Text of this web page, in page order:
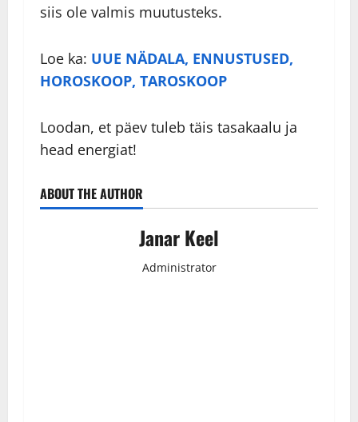
siis ole valmis muutusteks.
Loe ka: UUE NÄDALA, ENNUSTUSED,
HOROSKOOP, TAROSKOOP
Loodan, et päev tuleb täis tasakaalu ja
head energiat!
ABOUT THE AUTHOR
Janar Keel
Administrator